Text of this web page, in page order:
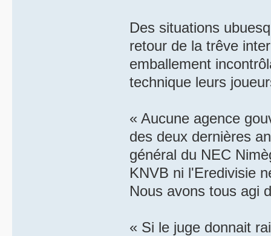
Des situations
retour de la trêve
emballement
technique leurs
« Aucune agence
des deux dernières
général du NEC
KNVB ni l'Eredivisie
Nous avons tous agi
« Si le juge donnait